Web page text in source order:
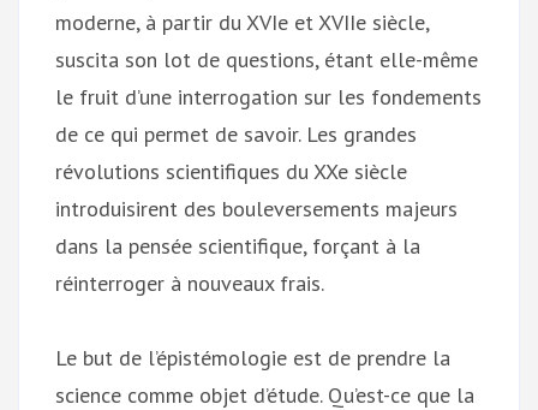
moderne, à partir du XVIe et XVIIe siècle,
suscita son lot de questions, étant elle-même
le fruit d’une interrogation sur les fondements
de ce qui permet de savoir. Les grandes
révolutions scientifiques du XXe siècle
introduisirent des bouleversements majeurs
dans la pensée scientifique, forçant à la
réinterroger à nouveaux frais.
Le but de l’épistémologie est de prendre la
science comme objet d’étude. Qu’est-ce que la